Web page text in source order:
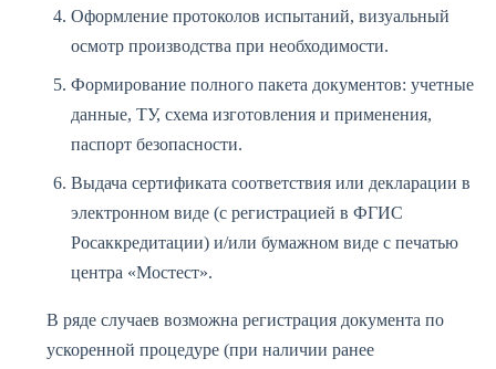
Оформление протоколов испытаний, визуальный
осмотр производства при необходимости.
Формирование полного пакета документов: учетные
данные, ТУ, схема изготовления и применения,
паспорт безопасности.
Выдача сертификата соответствия или декларации в
электронном виде (с регистрацией в ФГИС
Росаккредитации) и/или бумажном виде с печатью
центра «Мостест».
В ряде случаев возможна регистрация документа по
ускоренной процедуре (при наличии ранее